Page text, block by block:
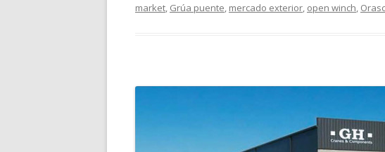
market, Grúa puente, mercado exterior, open winch,